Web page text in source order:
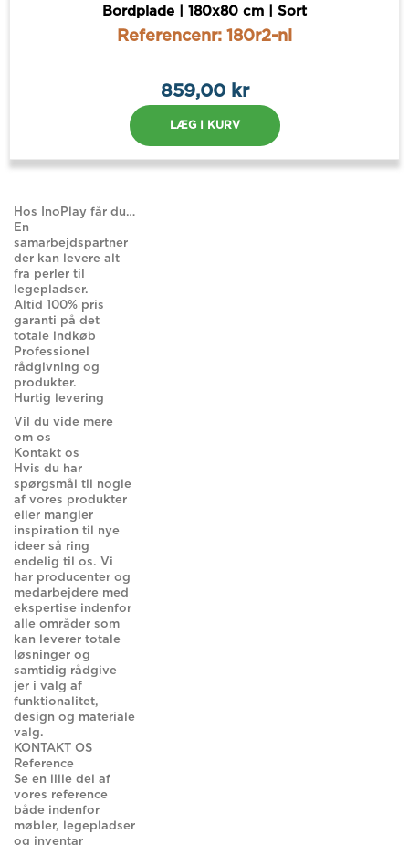
Bordplade | 180x80 cm | Sort
Referencenr: 180r2-nl
859,00 kr
LÆG I KURV
Hos InoPlay får du…
En
samarbejdspartner
der kan levere alt
fra perler til
legepladser.
Altid 100% pris
garanti på det
totale indkøb
Professionel
rådgivning og
produkter.
Hurtig levering
Vil du vide mere
om os
Kontakt os
Hvis du har
spørgsmål til nogle
af vores produkter
eller mangler
inspiration til nye
ideer så ring
endelig til os. Vi
har producenter og
medarbejdere med
ekspertise indenfor
alle områder som
kan leverer totale
løsninger og
samtidig rådgive
jer i valg af
funktionalitet,
design og materiale
valg.
KONTAKT OS
Reference
Se en lille del af
vores reference
både indenfor
møbler, legepladser
og inventar